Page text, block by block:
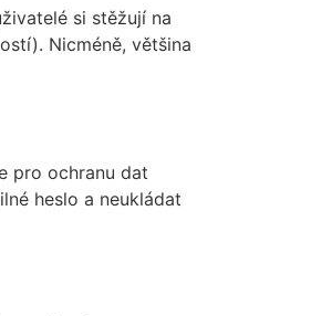
si stěžují na
Nicméně, většina
pro ochranu dat
heslo a neukládat